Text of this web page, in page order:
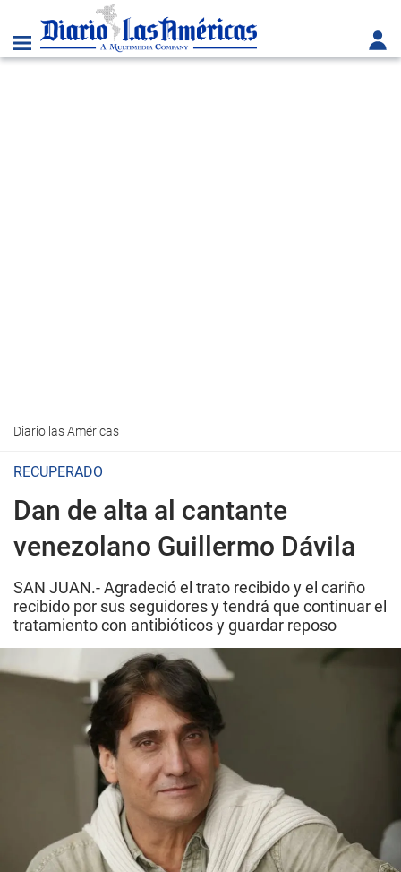
Diario las Américas
RECUPERADO
Dan de alta al cantante
venezolano Guillermo Dávila
SAN JUAN.- Agradeció el trato recibido y el cariño
recibido por sus seguidores y tendrá que continuar el
tratamiento con antibióticos y guardar reposo